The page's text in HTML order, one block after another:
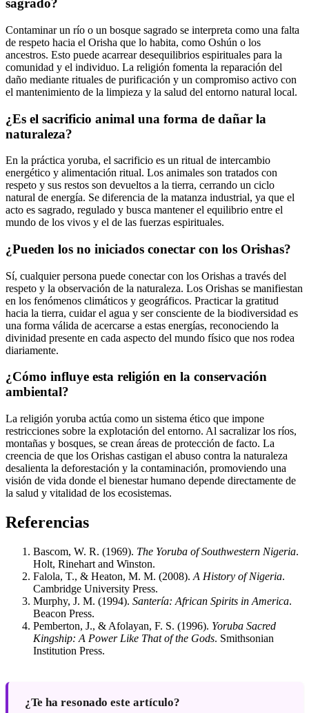
sagrado?
Contaminar un río o un bosque sagrado se interpreta como una falta
de respeto hacia el Orisha que lo habita, como Oshún o los
ancestros. Esto puede acarrear desequilibrios espirituales para la
comunidad y el individuo. La religión fomenta la reparación del
daño mediante rituales de purificación y un compromiso activo con
el mantenimiento de la limpieza y la salud del entorno natural local.
¿Es el sacrificio animal una forma de dañar la
naturaleza?
En la práctica yoruba, el sacrificio es un ritual de intercambio
energético y alimentación ritual. Los animales son tratados con
respeto y sus restos son devueltos a la tierra, cerrando un ciclo
natural de energía. Se diferencia de la matanza industrial, ya que el
acto es sagrado, regulado y busca mantener el equilibrio entre el
mundo de los vivos y el de las fuerzas espirituales.
¿Pueden los no iniciados conectar con los Orishas?
Sí, cualquier persona puede conectar con los Orishas a través del
respeto y la observación de la naturaleza. Los Orishas se manifiestan
en los fenómenos climáticos y geográficos. Practicar la gratitud
hacia la tierra, cuidar el agua y ser consciente de la biodiversidad es
una forma válida de acercarse a estas energías, reconociendo la
divinidad presente en cada aspecto del mundo físico que nos rodea
diariamente.
¿Cómo influye esta religión en la conservación
ambiental?
La religión yoruba actúa como un sistema ético que impone
restricciones sobre la explotación del entorno. Al sacralizar los ríos,
montañas y bosques, se crean áreas de protección de facto. La
creencia de que los Orishas castigan el abuso contra la naturaleza
desalienta la deforestación y la contaminación, promoviendo una
visión de vida donde el bienestar humano depende directamente de
la salud y vitalidad de los ecosistemas.
Referencias
Bascom, W. R. (1969). The Yoruba of Southwestern Nigeria.
Holt, Rinehart and Winston.
Falola, T., & Heaton, M. M. (2008). A History of Nigeria.
Cambridge University Press.
Murphy, J. M. (1994). Santería: African Spirits in America.
Beacon Press.
Pemberton, J., & Afolayan, F. S. (1996). Yoruba Sacred
Kingship: A Power Like That of the Gods. Smithsonian
Institution Press.
¿Te ha resonado este artículo?